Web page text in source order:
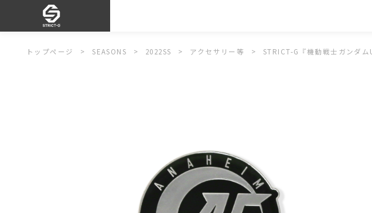
トップページ SEASONS 2022SS アクセサリー等 STRICT-G『機動戦士ガンダ